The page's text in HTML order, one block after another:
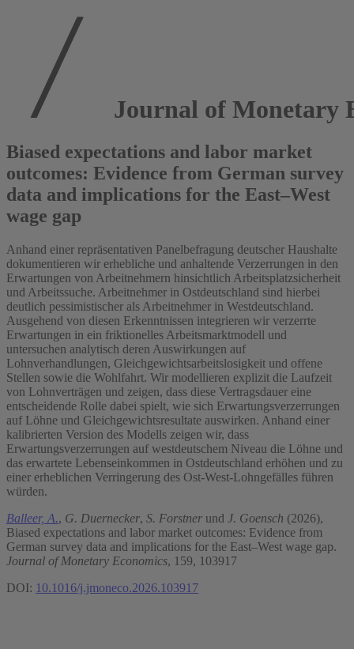
Journal of Monetary
Biased expectations and labor market
outcomes: Evidence from German survey
data and implications for the East–West
wage gap
Anhand einer repräsentativen Panelbefragung deutscher Haushalte
dokumentieren wir erhebliche und anhaltende Verzerrungen in den
Erwartungen von Arbeitnehmern hinsichtlich Arbeitsplatzsicherheit
und Arbeitssuche. Arbeitnehmer in Ostdeutschland sind hierbei
deutlich pessimistischer als Arbeitnehmer in Westdeutschland.
Ausgehend von diesen Erkenntnissen integrieren wir verzerrte
Erwartungen in ein friktionelles Arbeitsmarktmodell und
untersuchen analytisch deren Auswirkungen auf
Lohnverhandlungen, Gleichgewichtsarbeitslosigkeit und offene
Stellen sowie die Wohlfahrt. Wir modellieren explizit die Laufzeit
von Lohnverträgen und zeigen, dass diese Vertragsdauer eine
entscheidende Rolle dabei spielt, wie sich Erwartungsverzerrungen
auf Löhne und Gleichgewichtsresultate auswirken. Anhand einer
kalibrierten Version des Modells zeigen wir, dass
Erwartungsverzerrungen auf westdeutschem Niveau die Löhne und
das erwartete Lebenseinkommen in Ostdeutschland erhöhen und zu
einer erheblichen Verringerung des Ost-West-Lohngefälles führen
würden.
Balleer, A., G. Duernecker, S. Forstner und J. Goensch (2026),
Biased expectations and labor market outcomes: Evidence from
German survey data and implications for the East–West wage gap.
Journal of Monetary Economics, 159, 103917
DOI: 10.1016/j.jmoneco.2026.103917